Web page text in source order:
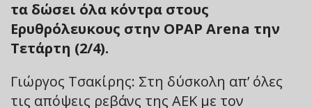
τα δώσει όλα κόντρα στους
Ερυθρόλευκους στην OPAP Arena την
Τετάρτη (2/4).
Γιώργος Τσακίρης: Στη δύσκολη απ’ όλες
τις απόψεις ρεβάνς της ΑΕΚ με τον